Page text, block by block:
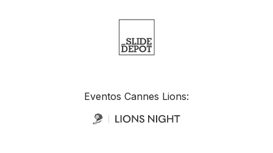
Eventos Cannes Lions: